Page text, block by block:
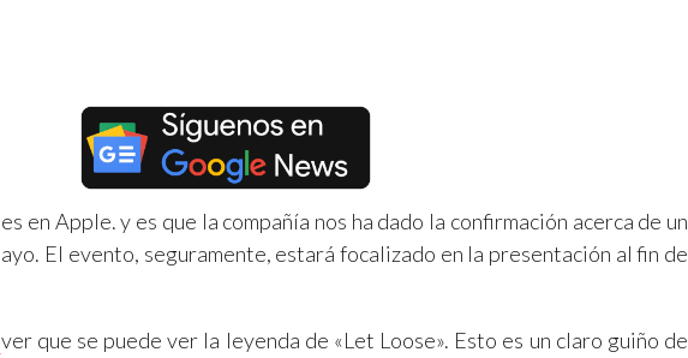
en Apple. y es que la compañía nos ha dado la confirmación acerca de un
El evento, seguramente, estará focalizado en la presentación al fin de
ver que se puede ver la leyenda de «Let Loose». Esto es un claro guiño de